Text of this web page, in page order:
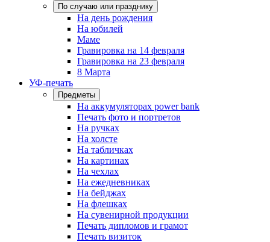
По случаю или празднику
На день рождения
На юбилей
Маме
Гравировка на 14 февраля
Гравировка на 23 февраля
8 Марта
УФ-печать
Предметы
На аккумуляторах power bank
Печать фото и портретов
На ручках
На холсте
На табличках
На картинах
На чехлах
На ежедневниках
На бейджах
На флешках
На сувенирной продукции
Печать дипломов и грамот
Печать визиток